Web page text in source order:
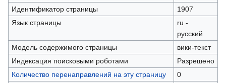
Идентификатор страницы
1907
Язык страницы
ru -
русский
Модель содержимого страницы
вики-текст
Индексация поисковыми роботами
Разрешено
Количество перенаправлений на эту страницу
0